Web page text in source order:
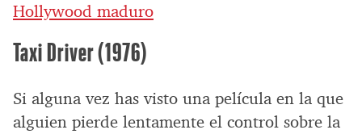
Hollywood maduro
Taxi Driver (1976)
Si alguna vez has visto una película en la que
alguien pierde lentamente el control sobre la